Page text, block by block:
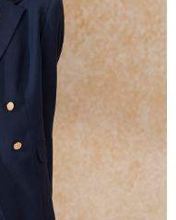
視為有效，需透過AFTEE先享
帳頁面顯示為準，若有關於
問，請聯繫「AFTEE先享後付
support/home
先享後付」服務完成之交
並將交易相關給付款項請求債
：
監護人之同意方可使用